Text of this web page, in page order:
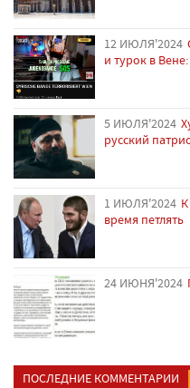
12 ИЮЛЯ'2024
и турок в
5 ИЮЛЯ'2024
русский
1 ИЮЛЯ'2024
время петлять
24 ИЮНЯ'2024
ПОСЛЕДНИЕ КОММЕНТАРИИ